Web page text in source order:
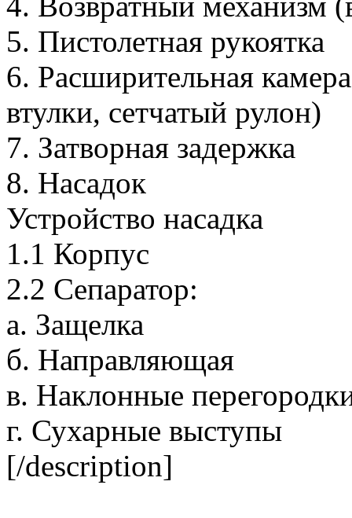
5. Пистолетная рукоятка
6. Расширительная
втулки, сетчатый рулон)
7. Затворная задержка
8. Насадок
Устройство насадка
1.1 Корпус
2.2 Сепаратор:
а. Защелка
б. Направляющая
в. Наклонные
г. Сухарные выступы
[/description]